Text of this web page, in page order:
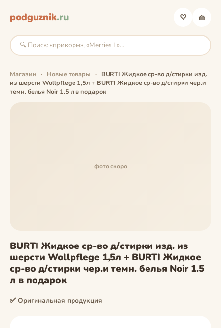
podguznik.ru ♡ 🧺
Магазин · Новые товары · BURTI Жидкое ср-во д/стирки изд.
из шерсти Wollpflege 1,5л + BURTI Жидкое ср-во д/стирки чер.и
темн. белья Noir 1.5 л в подарок
фото скоро
BURTI Жидкое ср-во д/стирки изд. из
шерсти Wollpflege 1,5л + BURTI Жидкое
ср-во д/стирки чер.и темн. белья Noir 1.5
л в подарок
✅ Оригинальная продукция